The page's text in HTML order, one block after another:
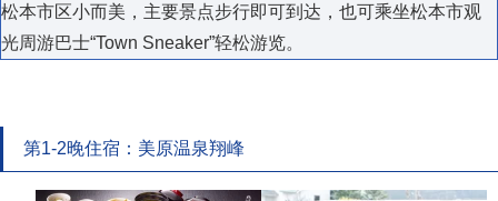
松本市区小而美，主要景点步行即可到达，也可乘坐松本市观
光周游巴士“Town Sneaker”轻松游览。
第1-2晚住宿：美原温泉翔峰